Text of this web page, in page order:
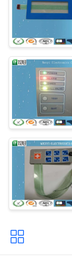
PRIVACY
POLICY